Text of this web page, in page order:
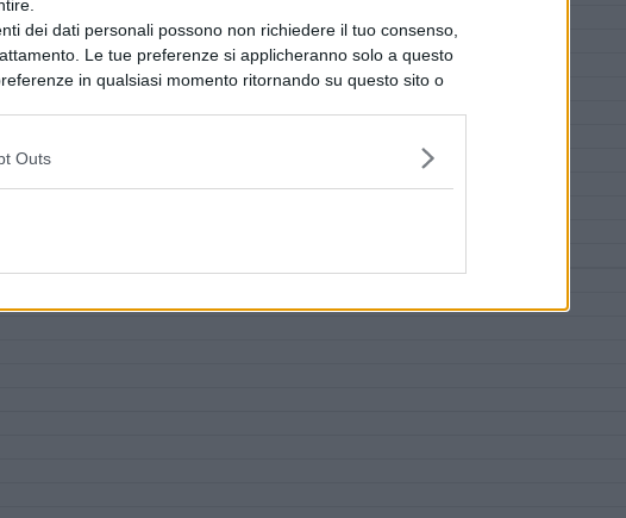
dei dati personali possono non richiedere il tuo consenso,
Le tue preferenze si applicheranno solo a questo
in qualsiasi momento ritornando su questo sito o
Outs